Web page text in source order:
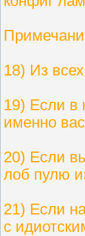
18) Из
19) Если в
именно
20) Если
лоб пулю
21) Если
с